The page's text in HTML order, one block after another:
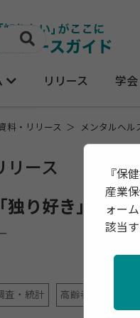
リリース 学
料・リリース メンタルヘル
リース
独り好き」は心
査・統計 高齢者
『保
産業
ォーム
該当